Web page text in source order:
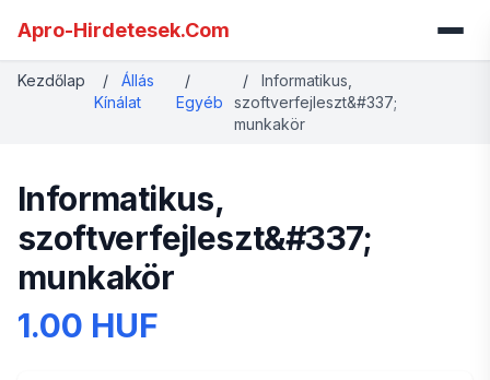
Apro-Hirdetesek.Com
Kezdőlap /
Állás
Kínálat
/
Egyéb
/
Informatikus,
szoftverfejleszt&#337;
munkakör
Informatikus,
szoftverfejleszt&#337;
munkakör
1.00 HUF